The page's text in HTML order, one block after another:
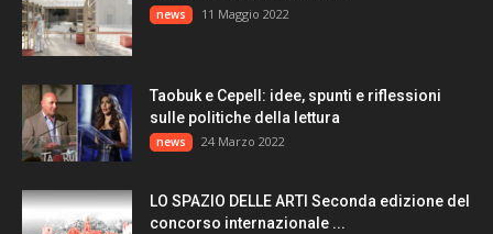
news 11 Maggio 2022
Taobuk e Cepell: idee, spunti e riflessioni
sulle politiche della lettura
news 24 Marzo 2022
LO SPAZIO DELLE ARTI Seconda edizione del
concorso internazionale ...